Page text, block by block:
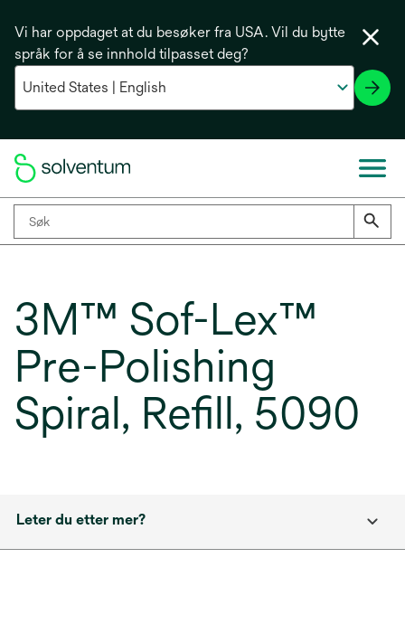
Vi har oppdaget at du besøker fra USA. Vil du bytte
språk for å se innhold tilpasset deg?
3M™ Sof-Lex™
Pre-Polishing
Spiral, Refill, 5090
Leter du etter mer?